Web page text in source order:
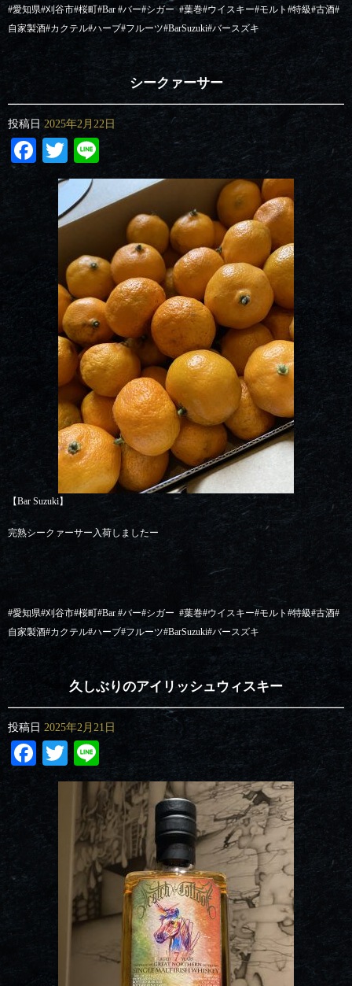
#愛知県#刈谷市#桜町#Bar #バー#シガー #葉巻#ウイスキー#モルト#特級#古酒#
自家製酒#カクテル#ハーブ#フルーツ#BarSuzuki#バースズキ
シークァーサー
投稿日 2025年2月22日
Facebook
Twitter
Line
【Bar Suzuki】
完熟シークァーサー入荷しましたー
#愛知県#刈谷市#桜町#Bar #バー#シガー #葉巻#ウイスキー#モルト#特級#古酒#
自家製酒#カクテル#ハーブ#フルーツ#BarSuzuki#バースズキ
久しぶりのアイリッシュウィスキー
投稿日 2025年2月21日
Facebook
Twitter
Line